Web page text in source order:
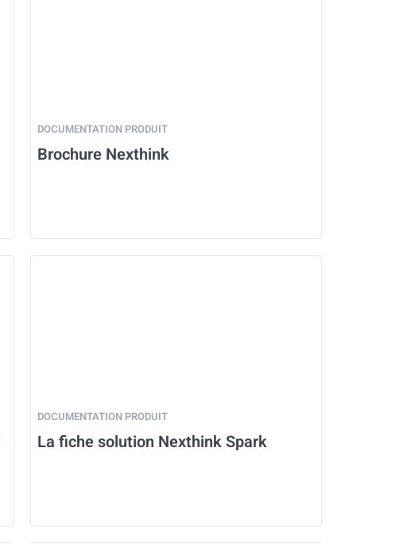
DOCUMENTATION PRODUIT
Brochure Nexthink
DOCUMENTATION PRODUIT
La fiche solution Nexthink Spark